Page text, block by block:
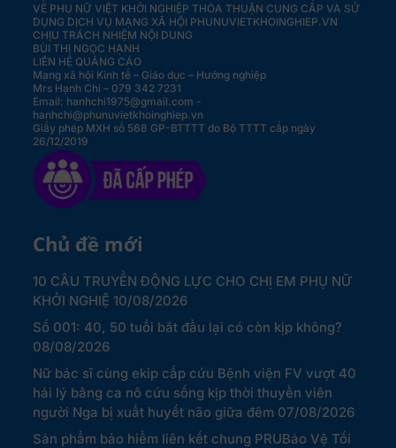
VỀ PHỤ NỮ VIỆT KHỞI NGHIỆPTHỎA THUẬN CUNG CẤP VÀ SỬ
DỤNG DỊCH VỤ MẠNG XÃ HỘI PHUNUVIETKHOINGHIEP.VN
CHỊU TRÁCH NHIỆM NỘI DUNG
BÙI THỊ NGỌC HẠNH
LIÊN HỆ QUẢNG CÁO
Mạng xã hội Kinh tế – Giáo dục – Hướng nghiệp
Mrs Hạnh Chi – 079 342 7231
Email: hanhchi1975@gmail.com -
hanhchi@phunuvietkhoinghiep.vn
Giấy phép MXH số 568 GP-BTTTT do Bộ TTTT cấp ngày
26/12/2019
Chủ đề mới
10 CÂU TRUYỀN ĐỘNG LỰC CHO CHỊ EM PHỤ NỮ
KHỞI NGHIỆ 10/08/2026
Số 001: 40, 50 tuổi bắt đầu lại có còn kịp không?
08/08/2026
Nữ bác sĩ cùng ekip cấp cứu Bệnh viện FV vượt 40
hải lý bằng ca nô cứu sống kịp thời thuyền viên
người Nga bị xuất huyết não giữa đêm 07/08/2026
Sản phẩm bảo hiểm liên kết chung PRUBảo Vệ Tối